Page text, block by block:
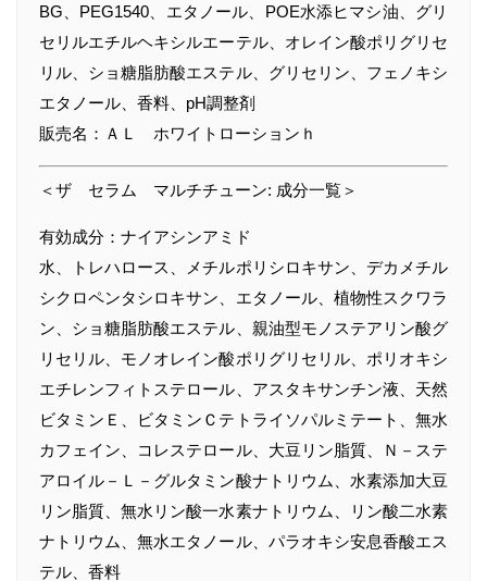
BG、PEG1540、エタノール、POE水添ヒマシ油、グリ
セリルエチルヘキシルエーテル、オレイン酸ポリグリセ
リル、ショ糖脂肪酸エステル、グリセリン、フェノキシ
エタノール、香料、pH調整剤
販売名：ＡＬ ホワイトローションｈ
＜ザ セラム マルチチューン: 成分一覧＞
有効成分：ナイアシンアミド
水、トレハロース、メチルポリシロキサン、デカメチル
シクロペンタシロキサン、エタノール、植物性スクワラ
ン、ショ糖脂肪酸エステル、親油型モノステアリン酸グ
リセリル、モノオレイン酸ポリグリセリル、ポリオキシ
エチレンフィトステロール、アスタキサンチン液、天然
ビタミンＥ、ビタミンＣテトライソパルミテート、無水
カフェイン、コレステロール、大豆リン脂質、Ｎ－ステ
アロイル－Ｌ－グルタミン酸ナトリウム、水素添加大豆
リン脂質、無水リン酸一水素ナトリウム、リン酸二水素
ナトリウム、無水エタノール、パラオキシ安息香酸エス
テル、香料